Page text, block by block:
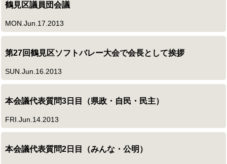
鶴見区議員団会議
MON.Jun.17.2013
第27回鶴見区ソフトバレー大会で会長として挨拶
SUN.Jun.16.2013
本会議代表質問3日目（県政・自民・民主）
FRI.Jun.14.2013
本会議代表質問2日目（みんな・公明）